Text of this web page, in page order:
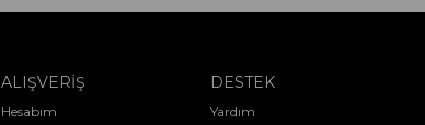
ALIŞVERİŞ
Hesabım
DESTEK
Yardım